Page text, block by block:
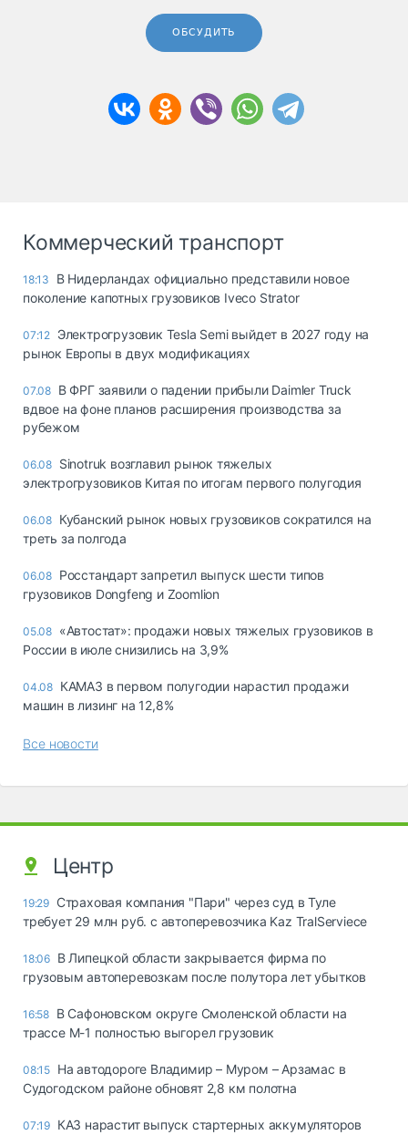
ОБСУДИТЬ
Коммерческий транспорт
18:13
В Нидерландах официально представили новое
поколение капотных грузовиков Iveco Strator
07:12 Электрогрузовик Tesla Semi выйдет в 2027 году на
рынок Европы в двух модификациях
07.08 В ФРГ заявили о падении прибыли Daimler Truck
вдвое на фоне планов расширения производства за
рубежом
06.08 Sinotruk возглавил рынок тяжелых
электрогрузовиков Китая по итогам первого полугодия
06.08 Кубанский рынок новых грузовиков сократился на
треть за полгода
06.08 Росстандарт запретил выпуск шести типов
грузовиков Dongfeng и Zoomlion
05.08 «Автостат»: продажи новых тяжелых грузовиков в
России в июле снизились на 3,9%
04.08 КАМАЗ в первом полугодии нарастил продажи
машин в лизинг на 12,8%
Все новости
Центр
19:29 Страховая компания "Пари" через суд в Туле
требует 29 млн руб. с автоперевозчика Kaz TralServiece
18:06 В Липецкой области закрывается фирма по
грузовым автоперевозкам после полутора лет убытков
16:58 В Сафоновском округе Смоленской области на
трассе М-1 полностью выгорел грузовик
08:15 На автодороге Владимир – Муром – Арзамас в
Судогодском районе обновят 2,8 км полотна
07:19 КАЗ нарастит выпуск стартерных аккумуляторов